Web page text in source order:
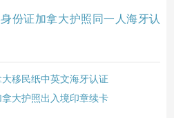
份证加拿大护照同一人海牙认
移民纸中英文海牙认证
大护照出入境印章续卡